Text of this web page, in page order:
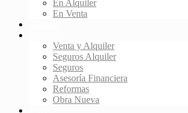
En Alquiler
En Venta
Venta y Alquiler
Seguros Alquiler
Seguros
Asesoría Financiera
Reformas
Obra Nueva